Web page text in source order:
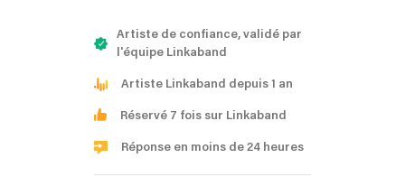
Artiste de confiance, validé par
l'équipe Linkaband
Artiste Linkaband depuis 1 an
Réservé 7 fois sur Linkaband
Réponse en moins de 24 heures